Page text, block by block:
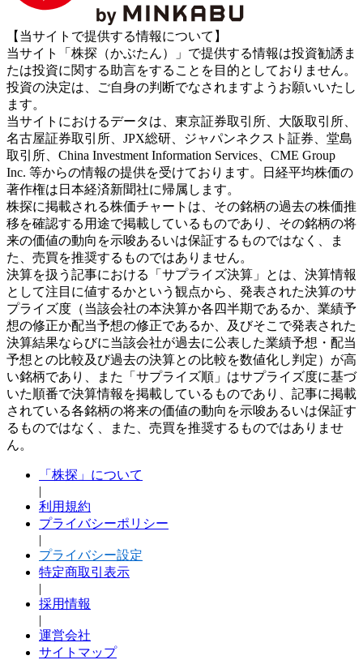
【当サイトで提供する情報について】
当サイト「株探（かぶたん）」で提供する情報は投資勧誘ま
たは投資に関する助言をすることを目的としておりません。
投資の決定は、ご自身の判断でなされますようお願いいたし
ます。
当サイトにおけるデータは、東京証券取引所、大阪取引所、
名古屋証券取引所、JPX総研、ジャパンネクスト証券、堂島
取引所、China Investment Information Services、CME Group
Inc. 等からの情報の提供を受けております。日経平均株価の
著作権は日本経済新聞社に帰属します。
株探に掲載される株価チャートは、その銘柄の過去の株価推
移を確認する用途で掲載しているものであり、その銘柄の将
来の価値の動向を示唆あるいは保証するものではなく、ま
た、売買を推奨するものではありません。
決算を扱う記事における「サプライズ決算」とは、決算情報
として注目に値するかという観点から、発表された決算のサ
プライズ度（当該会社の本決算か各四半期であるか、業績予
想の修正か配当予想の修正であるか、及びそこで発表された
決算結果ならびに当該会社が過去に公表した業績予想・配当
予想との比較及び過去の決算との比較を数値化し判定）が高
い銘柄であり、また「サプライズ順」はサプライズ度に基づ
いた順番で決算情報を掲載しているものであり、記事に掲載
されている各銘柄の将来の価値の動向を示唆あるいは保証す
るものではなく、また、売買を推奨するものではありませ
ん。
「株探」について
|
利用規約
プライバシーポリシー
|
プライバシー設定
特定商取引表示
|
採用情報
|
運営会社
サイトマップ